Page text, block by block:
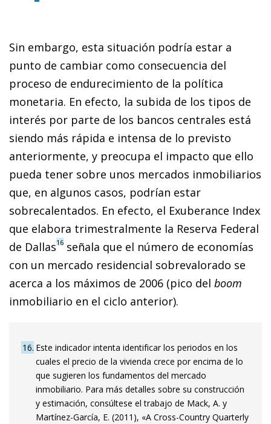
Sin embargo, esta situación podría estar a
punto de cambiar como consecuencia del
proceso de endurecimiento de la política
monetaria. En efecto, la subida de los tipos de
interés por parte de los bancos centrales está
siendo más rápida e intensa de lo previsto
anteriormente, y preocupa el impacto que ello
pueda tener sobre unos mercados inmobiliarios
que, en algunos casos, podrían estar
sobrecalentados. En efecto, el Exuberance Index
que elabora trimestralmente la Reserva Federal
de Dallas16 señala que el número de economías
con un mercado residencial sobrevalorado se
acerca a los máximos de 2006 (pico del boom
inmobiliario en el ciclo anterior).
16 Este indicador intenta identificar los periodos en los
cuales el precio de la vivienda crece por encima de lo
que sugieren los fundamentos del mercado
inmobiliario. Para más detalles sobre su construcción
y estimación, consúltese el trabajo de Mack, A. y
Martínez-García, E. (2011), «A Cross-Country Quarterly